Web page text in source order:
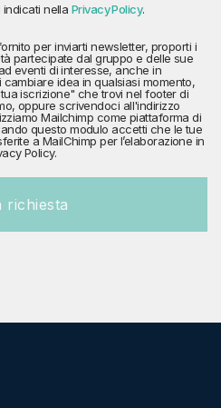
nella Privacy Policy.
per inviarti newsletter, proporti i
partecipate dal gruppo e delle sue
eventi di interesse, anche in
idea in qualsiasi momento,
iscrizione" che trovi nel footer di
oppure scrivendoci all'indirizzo
Mailchimp come piattaforma di
questo modulo accetti che le tue
a MailChimp per l’elaborazione in
Policy.
richiesta